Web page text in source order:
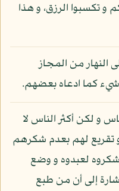
و تكسبوا الرزق، و هذا
النهار من المجاز
كما ادعاه بعضهم.
و لكن أكثر الناس لا
تقريع لهم بعدم شكرهم
لعبدوه و وضع
إلى أن من طبع